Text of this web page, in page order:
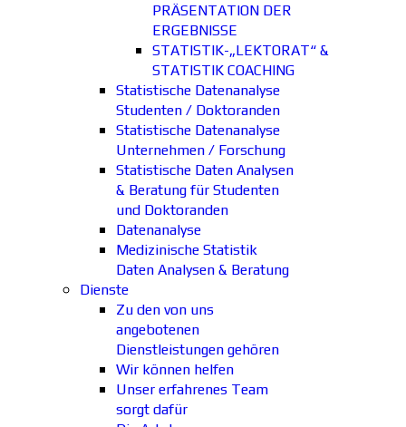
PRÄSENTATION DER
ERGEBNISSE
STATISTIK-„LEKTORAT“ &
STATISTIK COACHING
Statistische Datenanalyse
Studenten / Doktoranden
Statistische Datenanalyse
Unternehmen / Forschung
Statistische Daten Analysen
& Beratung für Studenten
und Doktoranden
Datenanalyse
Medizinische Statistik
Daten Analysen & Beratung
Dienste
Zu den von uns
angebotenen
Dienstleistungen gehören
Wir können helfen
Unser erfahrenes Team
sorgt dafür